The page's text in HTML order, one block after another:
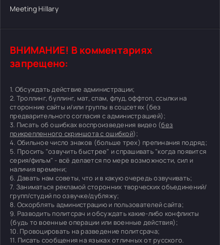
Meeting Hillary
ВНИМАНИЕ! В комментариях
запрещено:
1. Обсуждать действие администрации;
2. Троллинг, буллинг, мат, спам, флуд, оффтоп, ссылки на
сторонние сайты и/или группы в соцсетях (без
предварительного согласия с администрацией);
3. Писать об ошибках воспроизведения видео (без
прикрепленного скриншота с ошибкой);
4. Обильное число знаков (больше трех) препинания подряд;
5. Просить "озвучить быстрее" и спрашивать "когда появится
серия/фильм" - всё делается по мере возможности, сил и
наличия времени;
6. Давать нам советы, что и в какую очередь озвучивать;
7. Заниматься рекламой сторонних творческих объединений/
групп/студий по озвучке/дубляжу;
8. Оскорблять администрацию и пользователей сайта;
9. Разводить политсрач и обсуждать какие-либо конфликты
(будь то военные операции или военные действия);
10. Провоцировать на разведение политсрача;
11. Писать сообщения на языках отличных от русского.